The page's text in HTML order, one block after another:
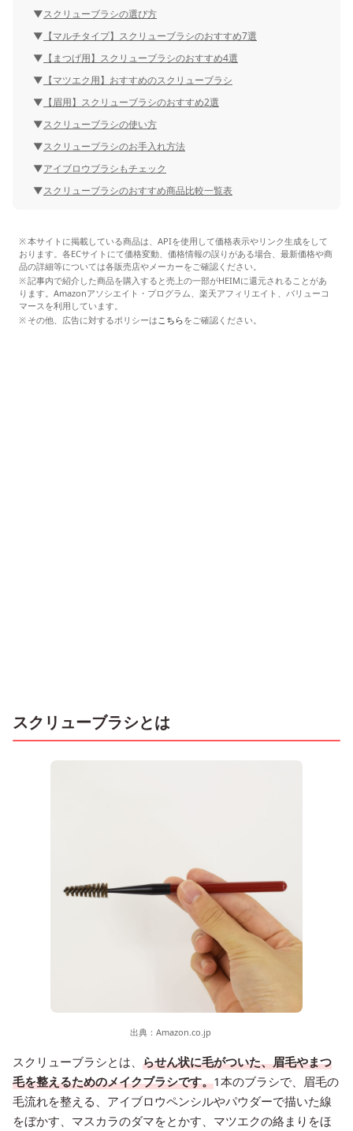
スクリューブラシの選び方
【マルチタイプ】スクリューブラシのおすすめ7選
【まつげ用】スクリューブラシのおすすめ4選
【マツエク用】おすすめのスクリューブラシ
【眉用】スクリューブラシのおすすめ2選
スクリューブラシの使い方
スクリューブラシのお手入れ方法
アイブロウブラシもチェック
スクリューブラシのおすすめ商品比較一覧表
本サイトに掲載している商品は、APIを使用して価格表示やリンク生成をして
おります。各ECサイトにて価格変動、価格情報の誤りがある場合、最新価格や商
品の詳細等については各販売店やメーカーをご確認ください。
記事内で紹介した商品を購入すると売上の一部がHEIMに還元されることがあ
ります。Amazonアソシエイト・プログラム、楽天アフィリエイト、バリューコ
マースを利用しています。
その他、広告に対するポリシーはこちらをご確認ください。
スクリューブラシとは
出典： Amazon.co.jp
スクリューブラシとは、 らせん状に毛がついた、眉毛やまつ
毛を整えるためのメイクブラシです。1本のブラシで、眉毛の
毛流れを整える、アイブロウペンシルやパウダーで描いた線
をぼかす、マスカラのダマをとかす、マツエクの絡まりをほ